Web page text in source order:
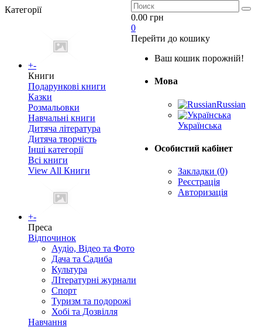
Категорії
+-
Книги
Подарункові книги
Казки
Розмальовки
Навчальні книги
Дитяча література
Дитяча творчість
Інші категорії
Всі книги
View All Книги
+-
Преса
Відпочинок
Аудіо, Відео та Фото
Дача та Садиба
Культура
ЛІтературні журнали
Спорт
Туризм та подорожі
Хобі та Дозвілля
Навчання
0.00 грн
0
Перейти до кошику
Ваш кошик порожній!
Мова
Russian
Українська
Особистий кабінет
Закладки (0)
Реєстрація
Авторизація